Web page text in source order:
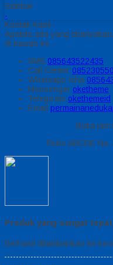
Sidebar
-
Kontak Kami
Apabila ada yang
di bawah ini.
SMS 085643522435
Call Center
Whatsapp Icha
Messenger oketheme
Telegrram okethemeid
Email
Buka jam
Ruko ABCDE
Produk yang sangat
Berhasil ditambahkan ke